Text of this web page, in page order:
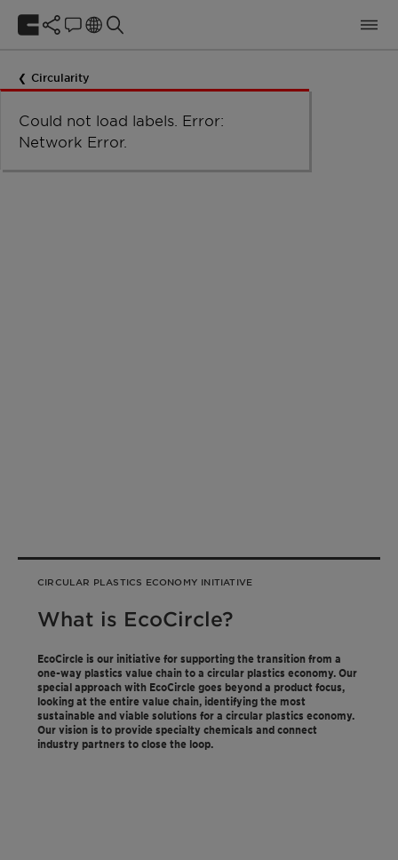
Circularity
CIRCULAR PLASTICS ECONOMY INITIATIVE
What is EcoCircle?
EcoCircle is our initiative for supporting the transition from a
one-way plastics value chain to a circular plastics economy. Our
special approach with EcoCircle goes beyond a product focus,
looking at the entire value chain, identifying the most
sustainable and viable solutions for a circular plastics economy.
Our vision is to provide specialty chemicals and connect
industry partners to close the loop.